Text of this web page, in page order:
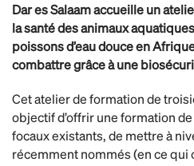
Dar es Salaam accueille un
la santé des animaux
poissons d’eau douce en
combattre grâce à une
Cet atelier de formation de
objectif d’offrir une formation
focaux existants, de mettre à
récemment nommés (en ce